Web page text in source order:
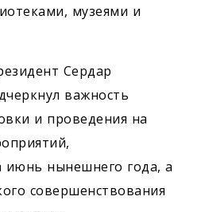
музеями и
Сердар
важность
и проведения на
июнь нынешнего года, а
совершенствования